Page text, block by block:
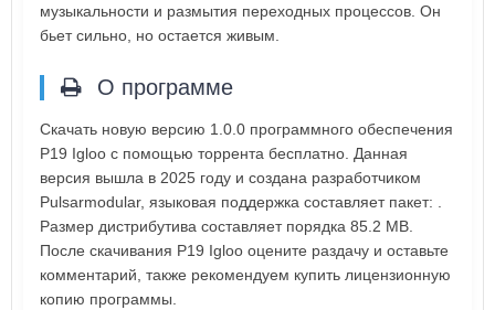
музыкальности и размытия переходных процессов. Он
бьет сильно, но остается живым.
О программе
Скачать новую версию 1.0.0 программного обеспечения
P19 Igloo с помощью торрента бесплатно. Данная
версия вышла в 2025 году и создана разработчиком
Pulsarmodular, языковая поддержка составляет пакет: .
Размер дистрибутива составляет порядка 85.2 MB.
После скачивания P19 Igloo оцените раздачу и оставьте
комментарий, также рекомендуем купить лицензионную
копию программы.